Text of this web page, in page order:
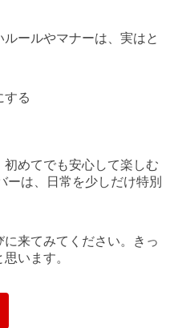
ールやマナーは、実はと
する
めてでも安心して楽しむ
ーは、日常を少しだけ特別
来てみてください。きっ
います。